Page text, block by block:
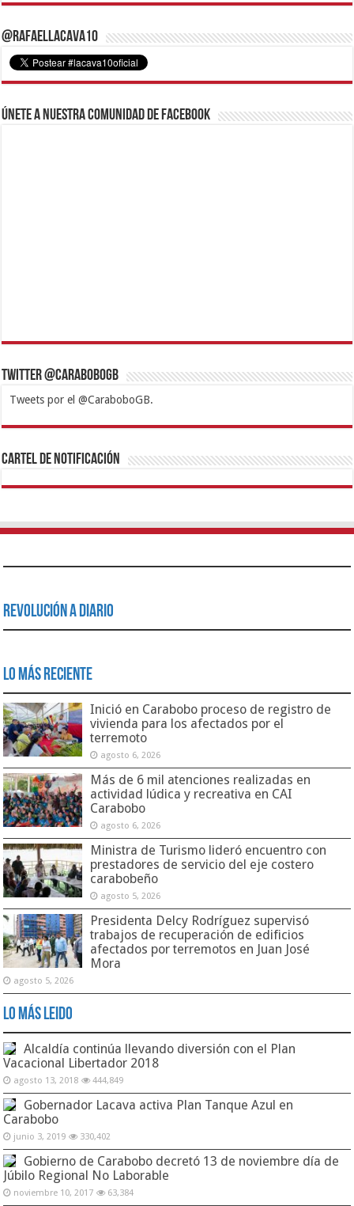
@RafaelLacava10
Únete a nuestra comunidad de Facebook
Twitter @CaraboboGB
Tweets por el @CaraboboGB.
1xbetBetturkeyBetistKralbetSupertotobetTipobetMatadorbetMariobet
https://mvbcasino.com/
Cartel de Notificación
Revolución a Diario
Lo Más Reciente
Inició en Carabobo proceso de registro de
vivienda para los afectados por el
terremoto
agosto 6, 2026
Más de 6 mil atenciones realizadas en
actividad lúdica y recreativa en CAI
Carabobo
agosto 6, 2026
Ministra de Turismo lideró encuentro con
prestadores de servicio del eje costero
carabobeño
agosto 5, 2026
Presidenta Delcy Rodríguez supervisó
trabajos de recuperación de edificios
afectados por terremotos en Juan José
Mora
agosto 5, 2026
Lo Más Leido
Alcaldía continúa llevando diversión con el Plan
Vacacional Libertador 2018
agosto 13, 2018 444,849
Gobernador Lacava activa Plan Tanque Azul en
Carabobo
junio 3, 2019 330,402
Gobierno de Carabobo decretó 13 de noviembre día de
Júbilo Regional No Laborable
noviembre 10, 2017 63,384